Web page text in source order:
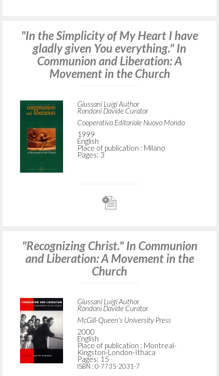
"In the Simplicity of My Heart I have
gladly given You everything." In
Communion and Liberation: A
Movement in the Church
Giussani Luigi Author
Rondoni Davide Curator
Cooperativa Editoriale Nuovo Mondo
1999
English
Place of publication : Milano
Pages: 3
"Recognizing Christ." In Communion
and Liberation: A Movement in the
Church
Giussani Luigi Author
Rondoni Davide Curator
McGill-Queen's University Press
2000
English
Place of publication : Montreal-
Kingston-London-Ithaca
Pages: 15
ISBN : 0-7735-2031-7